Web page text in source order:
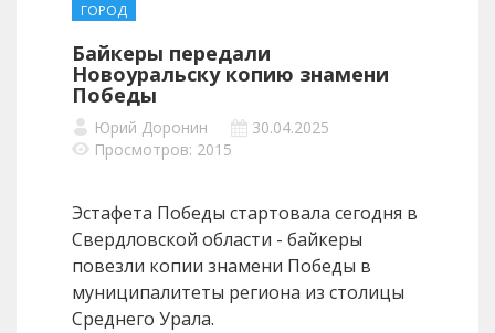
ГОРОД
Байкеры передали
Новоуральску копию знамени
Победы
Юрий Доронин
30.04.2025
Просмотров: 2015
Эстафета Победы стартовала сегодня в
Свердловской области - байкеры
повезли копии знамени Победы в
муниципалитеты региона из столицы
Среднего Урала.